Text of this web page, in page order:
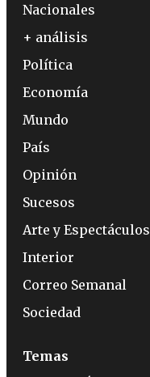
Nacionales
+ análisis
Política
Economía
Mundo
País
Opinión
Sucesos
Arte y Espectáculos
Interior
Correo Semanal
Sociedad
Temas